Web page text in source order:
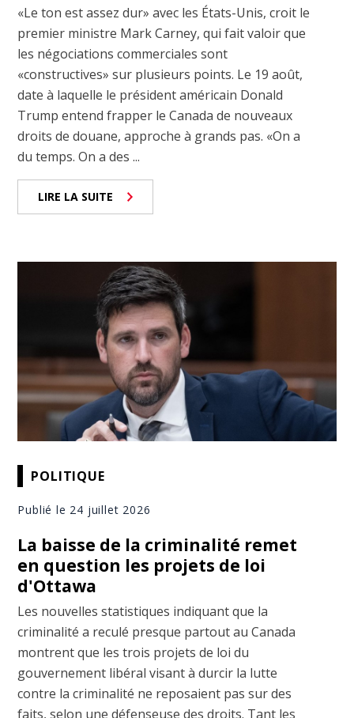
«Le ton est assez dur» avec les États-Unis, croit le
premier ministre Mark Carney, qui fait valoir que
les négociations commerciales sont
«constructives» sur plusieurs points. Le 19 août,
date à laquelle le président américain Donald
Trump entend frapper le Canada de nouveaux
droits de douane, approche à grands pas. «On a
du temps. On a des ...
LIRE LA SUITE
POLITIQUE
Publié le 24 juillet 2026
La baisse de la criminalité remet
en question les projets de loi
d'Ottawa
Les nouvelles statistiques indiquant que la
criminalité a reculé presque partout au Canada
montrent que les trois projets de loi du
gouvernement libéral visant à durcir la lutte
contre la criminalité ne reposaient pas sur des
faits, selon une défenseuse des droits. Tant les